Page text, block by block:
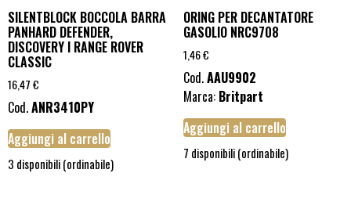
SILENTBLOCK BOCCOLA BARRA
PANHARD DEFENDER,
DISCOVERY I RANGE ROVER
CLASSIC
16,47€
Cod.ANR3410PY
Aggiungi al carrello
3 disponibili (ordinabile)
ORING PER DECANTATORE
GASOLIO NRC9708
1,46€
Cod.AAU9902
Marca: Britpart
Aggiungi al carrello
7 disponibili (ordinabile)